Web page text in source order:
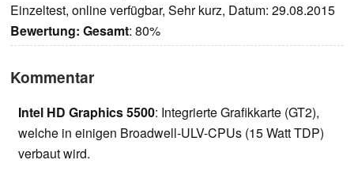
Einzeltest, online verfügbar, Sehr kurz, Datum: 29.08.2015
Bewertung: Gesamt: 80%
Kommentar
Intel HD Graphics 5500: Integrierte Grafikkarte (GT2),
welche in einigen Broadwell-ULV-CPUs (15 Watt TDP)
verbaut wird.